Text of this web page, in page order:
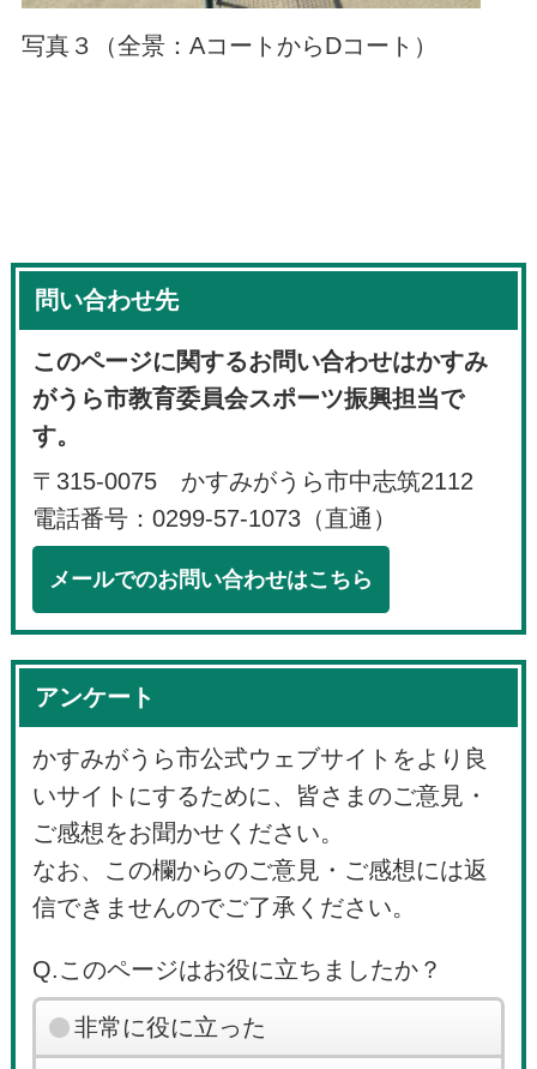
写真３（全景：AコートからDコート）
問い合わせ先
このページに関するお問い合わせはかすみ
がうら市教育委員会スポーツ振興担当で
す。
〒315-0075 かすみがうら市中志筑2112
電話番号：0299-57-1073（直通）
メールでのお問い合わせはこちら
アンケート
かすみがうら市公式ウェブサイトをより良
いサイトにするために、皆さまのご意見・
ご感想をお聞かせください。
なお、この欄からのご意見・ご感想には返
信できませんのでご了承ください。
Q.このページはお役に立ちましたか？
非常に役に立った